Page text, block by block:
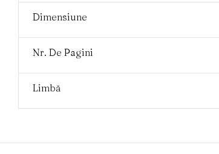
Dimensiune
Nr. De Pagini
Limbă